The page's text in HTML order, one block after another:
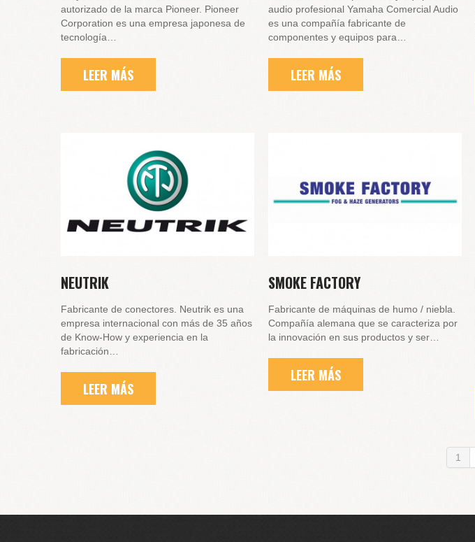
autorizado de la marca Pioneer. Pioneer
Corporation es una empresa japonesa de
tecnología…
LEER MÁS
audio profesional Yamaha Comercial Audio
es una compañía fabricante de
componentes y equipos para…
LEER MÁS
NEUTRIK
Fabricante de conectores. Neutrik es una
empresa internacional con más de 35 años
de Know-How y experiencia en la
fabricación…
LEER MÁS
SMOKE FACTORY
Fabricante de máquinas de humo / niebla.
Compañía alemana que se caracteriza por
la innovación en sus productos y ser…
LEER MÁS
1